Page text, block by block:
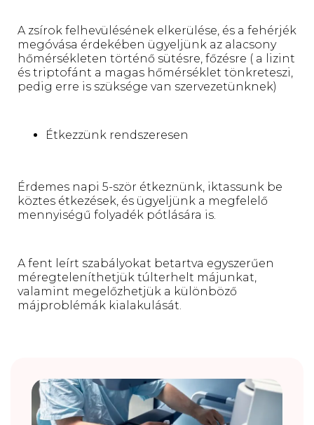
A zsírok felhevülésének elkerülése, és a fehérjék
megóvása érdekében ügyeljünk az alacsony
hőmérsékleten történő sütésre, főzésre ( a lizint
és triptofánt a magas hőmérséklet tönkreteszi,
pedig erre is szüksége van szervezetünknek)
Étkezzünk rendszeresen
Érdemes napi 5-ször étkeznünk, iktassunk be
köztes étkezések, és ügyeljünk a megfelelő
mennyiségű folyadék pótlására is.
A fent leírt szabályokat betartva egyszerűen
méregteleníthetjük túlterhelt májunkat,
valamint megelőzhetjük a különböző
májproblémák kialakulását.